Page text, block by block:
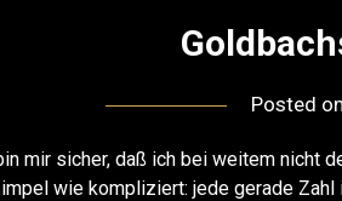
Posted on
mir sicher, daß ich bei weitem nicht
wie kompliziert: jede gerade